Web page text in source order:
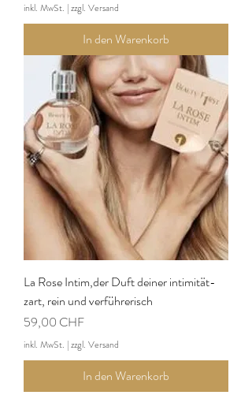
inkl. MwSt. |zzgl. Versand
In den Warenkorb
La Rose Intim,der Duft deiner intimität-
zart, rein und verführerisch
Preis
59,00 CHF
inkl. MwSt. |zzgl. Versand
In den Warenkorb